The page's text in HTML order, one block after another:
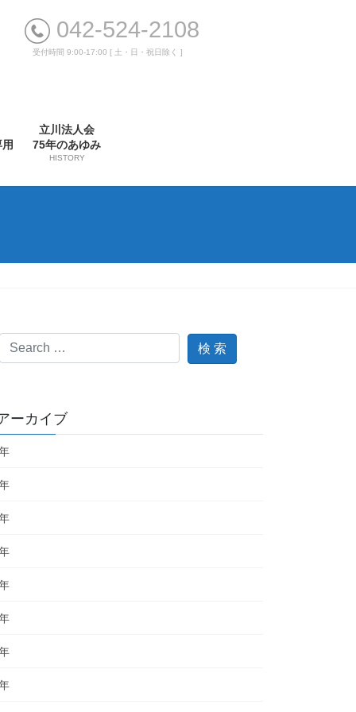
042-524-2108
受付時間 9:00-17:00 [ 土・日・祝日除く ]
立川法人会
75年のあゆみ
HISTORY
ーカイブ